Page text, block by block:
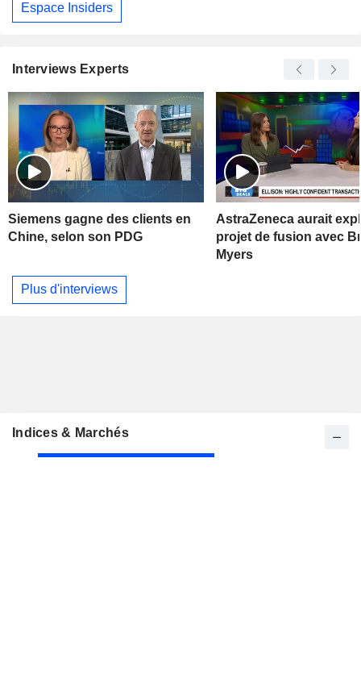
Espace Insiders
Interviews Experts
Siemens gagne des clients en
Chine, selon son PDG
AstraZeneca aurait
projet de fusion avec
Myers
Plus d'interviews
Indices & Marchés